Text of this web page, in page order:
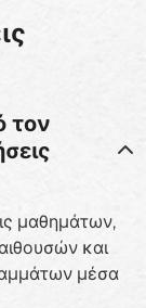
τον
μαθημάτων,
και
μέσα